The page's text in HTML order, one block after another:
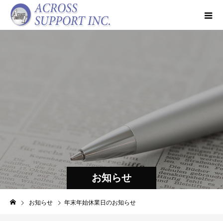
お知らせ
お知らせ 年末年始休業日のお知らせ